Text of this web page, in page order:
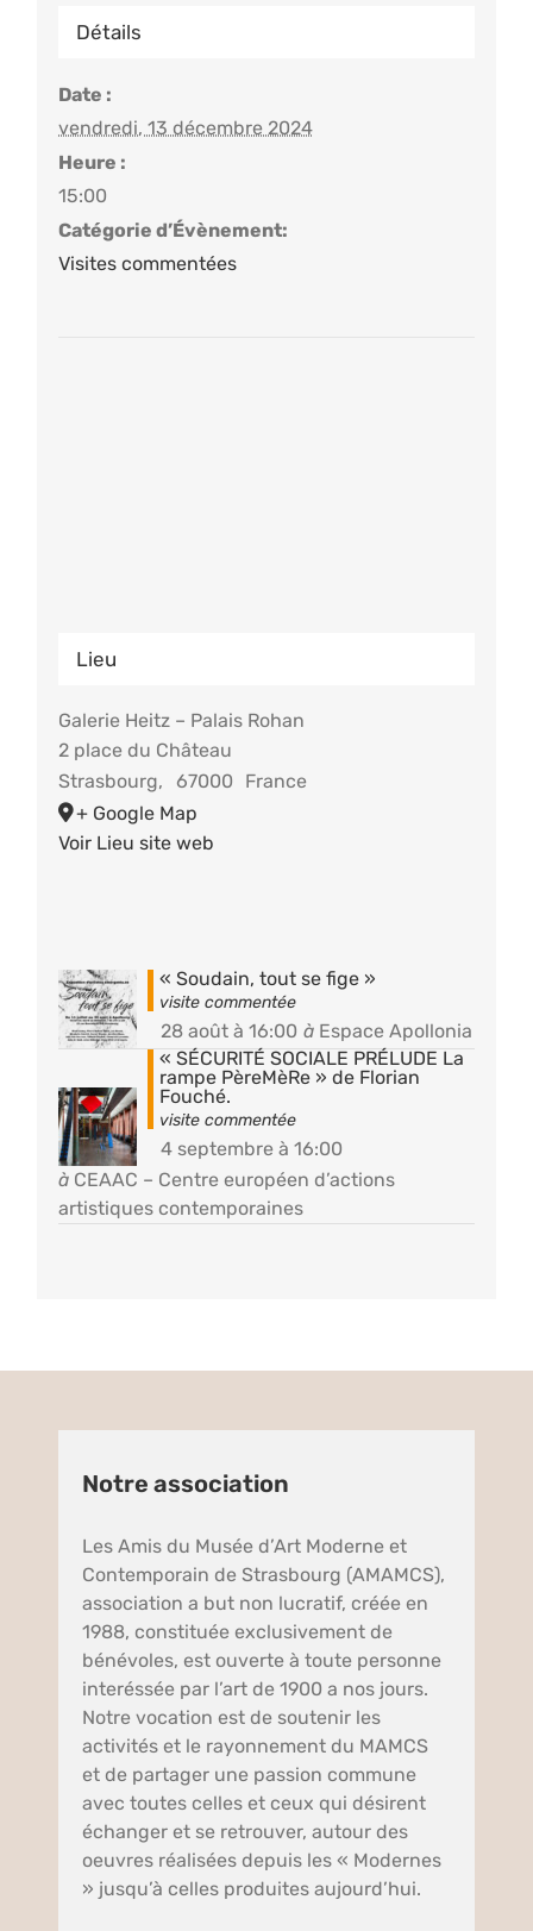
Détails
Date :
vendredi, 13 décembre 2024
Heure :
15:00
Catégorie d’Évènement:
Visites commentées
Lieu
Galerie Heitz – Palais Rohan
2 place du Château
Strasbourg, 67000
France
+ Google Map
Voir Lieu site web
« Soudain, tout se fige »
28 août à 16:00 à Espace Apollonia
« SÉCURITÉ SOCIALE PRÉLUDE La
rampe PèreMèRe » de Florian
Fouché.
4 septembre à 16:00
à CEAAC – Centre européen d’actions
artistiques contemporaines
Notre association
Les Amis du Musée d’Art Moderne et
Contemporain de Strasbourg (AMAMCS),
association a but non lucratif, créée en
1988, constituée exclusivement de
bénévoles, est ouverte à toute personne
interéssée par l’art de 1900 a nos jours.
Notre vocation est de soutenir les
activités et le rayonnement du MAMCS
et de partager une passion commune
avec toutes celles et ceux qui désirent
échanger et se retrouver, autour des
oeuvres réalisées depuis les « Modernes
» jusqu’à celles produites aujourd’hui.